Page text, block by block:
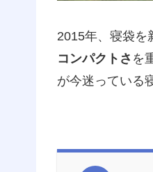
2015年、寝袋を
コンパクトさ を
が今迷っている